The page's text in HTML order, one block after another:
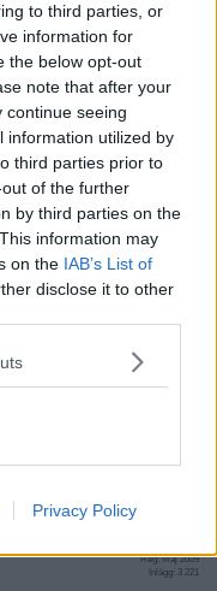
to third parties, or
information for
the below opt-out
note that after your
continue seeing
information utilized by
third parties prior to
of the further
by third parties on the
information may
on the IAB’s List of
disclose it to other
Privacy Policy
slutpriser. Men det
inte kommer ut där.
kommer överens om att
att gå in på varje
Booli är. Nackdelen
själv utan det
Reg: Maj 2009
Inlägg: 3 221